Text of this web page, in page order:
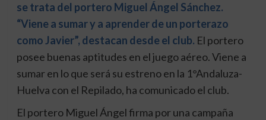
se trata del portero Miguel Ángel Sánchez.
“Viene a sumar y a aprender de un porterazo
como Javier”, destacan desde el club. El portero
posee buenas aptitudes en el juego aéreo. Viene a
sumar en lo que será su estreno en la 1°Andaluza-
Huelva con el Repilado, ha comunicado el club.
El portero Miguel Ángel firma por una campaña